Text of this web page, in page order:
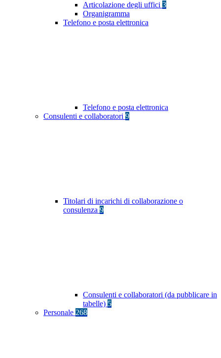
Articolazione degli uffici 3
Organigramma
Telefono e posta elettronica
Telefono e posta elettronica
Consulenti e collaboratori 9
Titolari di incarichi di collaborazione o
consulenza 9
Consulenti e collaboratori (da pubblicare in
tabelle) 5
Personale 268